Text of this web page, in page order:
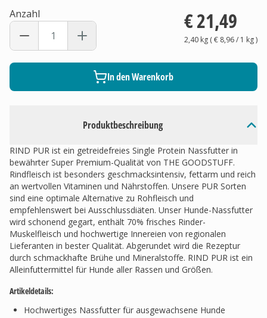
Produktbeschreibung
RIND PUR ist ein getreidefreies Single Protein Nassfutter in
bewährter Super Premium-Qualität von THE GOODSTUFF.
Rindfleisch ist besonders geschmacksintensiv, fettarm und reich
an wertvollen Vitaminen und Nährstoffen. Unsere PUR Sorten
sind eine optimale Alternative zu Rohfleisch und
empfehlenswert bei Ausschlussdiäten. Unser Hunde-Nassfutter
wird schonend gegart, enthält 70% frisches Rinder-
Muskelfleisch und hochwertige Innereien von regionalen
Lieferanten in bester Qualität. Abgerundet wird die Rezeptur
durch schmackhafte Brühe und Mineralstoffe. RIND PUR ist ein
Alleinfuttermittel für Hunde aller Rassen und Größen.
Artikeldetails:
Hochwertiges Nassfutter für ausgewachsene Hunde
Anzahl € 21,49
2,40 kg(€ 8,96/ 1 kg)
In den Warenkorb